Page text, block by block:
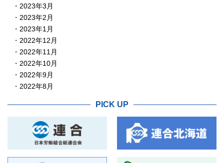
2023年3月
2023年2月
2023年1月
2022年12月
2022年11月
2022年10月
2022年9月
2022年8月
PICK UP